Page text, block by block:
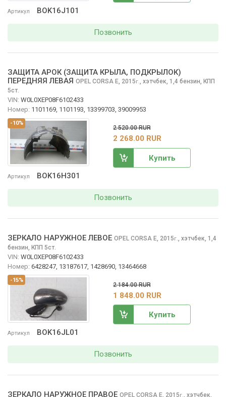
Артикул BOK16J101
Позвонить
-10%
Артикул BOK16H301
ЗАЩИТА АРОК (ЗАЩИТА КРЫЛА, ПОДКРЫЛОК)
ПЕРЕДНЯЯ ЛЕВАЯ OPEL CORSA E, 2015г., хэтчбек, 1,4 бензин, КПП
5ст.
VIN: W0L0XEP08F6102433
Номер: 1101169, 1101193, 13399703, 39009953
2 520.00 RUR
2 268.00 RUR
Купить
Позвонить
-15%
Артикул BOK16JL01
ЗЕРКАЛО НАРУЖНОЕ ЛЕВОЕ OPEL CORSA E, 2015г.
хэтчбек, 1,4
бензин, КПП 5ст.
VIN: W0L0XEP08F6102433
Номер: 6428247, 13187617, 1428690, 13464668
2 184.00 RUR
1 848.00 RUR
Купить
Позвонить
ЗЕРКАЛО НАРУЖНОЕ ПРАВОЕ OPEL CORSA E, 2015г.
хэтчбек,